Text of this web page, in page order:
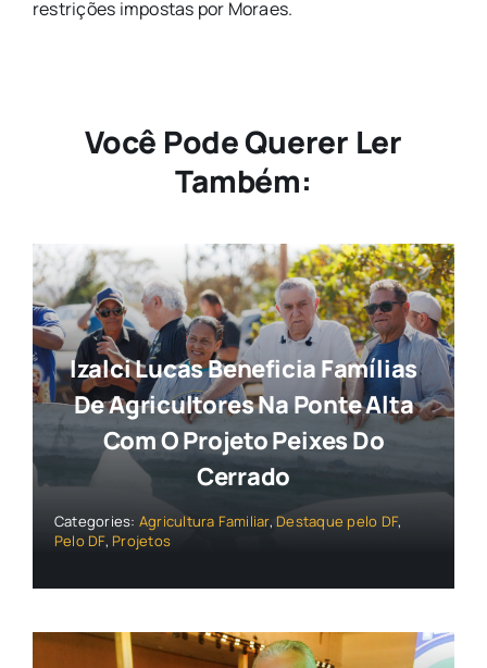
restrições impostas por Moraes.
Você Pode Querer Ler
Também:
Izalci Lucas Beneficia Famílias
De Agricultores Na Ponte Alta
Com O Projeto Peixes Do
Cerrado
Categories: Agricultura Familiar,Destaque pelo DF,
Pelo DF, Projetos